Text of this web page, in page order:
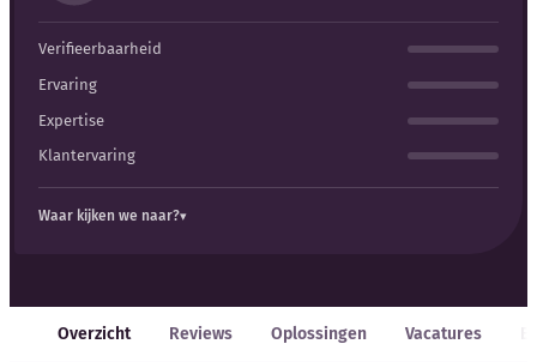
Blog
Bedrijfsupdates
Externe bronnen
Auteurs
Verifieerbaarheid
Ervaring
Expertise
Klantervaring
Waar kijken we naar?
Overzicht Reviews Oplossingen Vacatures